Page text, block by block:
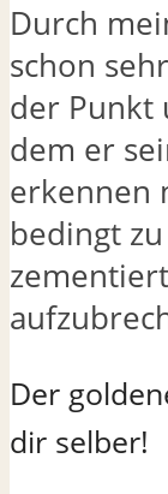
Durch
schon
der Punkt
dem er
erkennen
bedingt
Der
dir selber!